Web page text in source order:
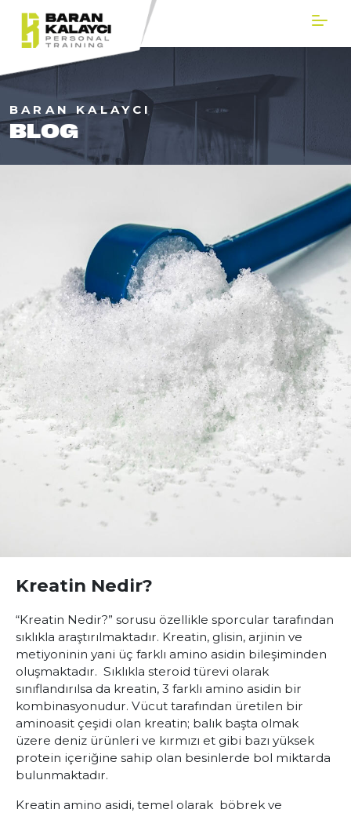
BARAN KALAYCI
BLOG
Kreatin Nedir?
“Kreatin Nedir?” sorusu özellikle sporcular tarafından
sıklıkla araştırılmaktadır. Kreatin, glisin, arjinin ve
metiyoninin yani üç farklı amino asidin bileşiminden
oluşmaktadır. Sıklıkla steroid türevi olarak
sınıflandırılsa da kreatin, 3 farklı amino asidin bir
kombinasyonudur. Vücut tarafından üretilen bir
aminoasit çeşidi olan kreatin; balık başta olmak
üzere deniz ürünleri ve kırmızı et gibi bazı yüksek
protein içeriğine sahip olan besinlerde bol miktarda
bulunmaktadır.
Kreatin amino asidi, temel olarak böbrek ve